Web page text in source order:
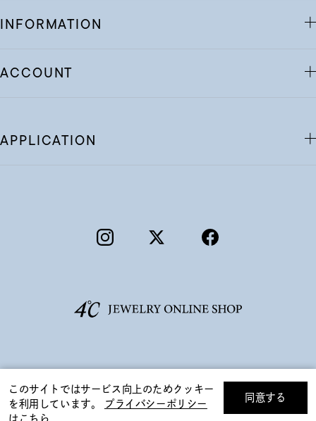
絞り込んで検索する
INFORMATION
ACCOUNT
APPLICATION
このサイトではサービス向上のためクッキー
を利用しています。
プライバシーポリシー
はこちら
同意する